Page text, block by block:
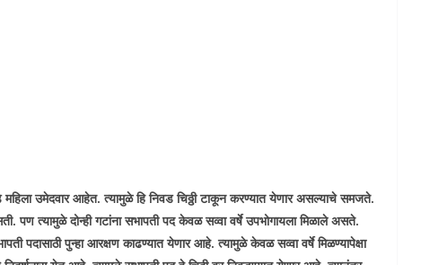
महिला उमेदवार आहेत. त्यामुळे हि निवड चिठ्ठी टाकून करण्यात येणार असल्याचे समजते.
पण त्यामुळे दोन्ही गटांना सभापती पद केवळ सव्वा वर्षे उपभोगायला मिळाले असते.
पदासाठी पुन्हा आरक्षण काढण्यात येणार आहे. त्यामुळे केवळ सव्वा वर्षे मिळण्यापेक्षा